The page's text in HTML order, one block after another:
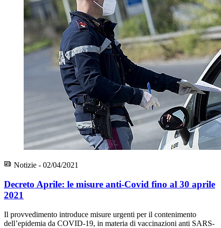
Notizie - 02/04/2021
Decreto Aprile: le misure anti-Covid fino al 30 aprile
2021
Il provvedimento introduce misure urgenti per il contenimento
dell’epidemia da COVID-19, in materia di vaccinazioni anti SARS-